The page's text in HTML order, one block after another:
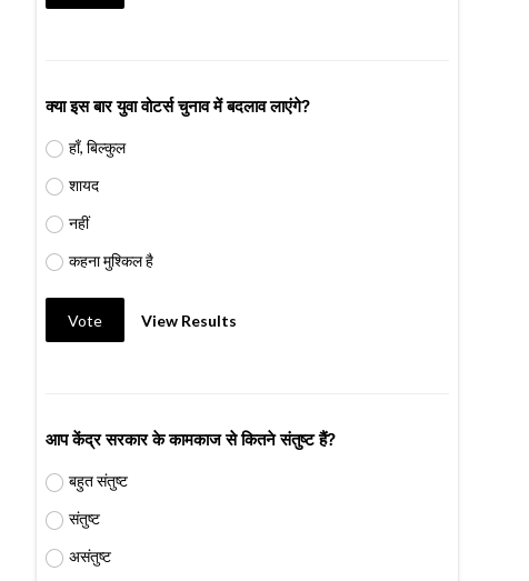
क्या इस बार युवा वोटर्स चुनाव में बदलाव लाएंगे?
हाँ, बिल्कुल
शायद
नहीं
कहना मुश्किल है
Vote View Results
आप केंद्र सरकार के कामकाज से कितने संतुष्ट हैं?
बहुत संतुष्ट
संतुष्ट
असंतुष्ट